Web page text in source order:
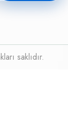
saklıdır.